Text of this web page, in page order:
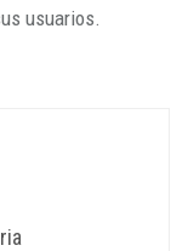
usuarios.